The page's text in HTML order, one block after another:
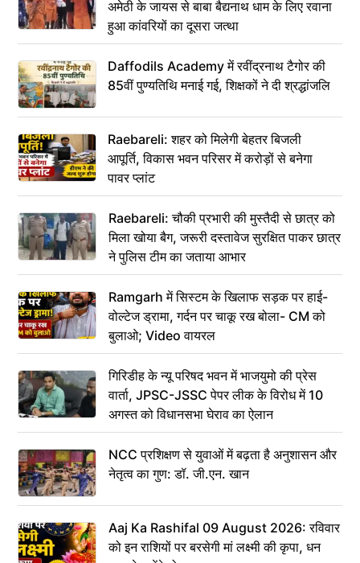
अमेठी के जायस से बाबा बैद्यनाथ धाम के लिए रवाना
हुआ कांवरियों का दूसरा जत्था
Daffodils Academy में रवींद्रनाथ टैगोर की
85वीं पुण्यतिथि मनाई गई, शिक्षकों ने दी श्रद्धांजलि
Raebareli: शहर को मिलेगी बेहतर बिजली
आपूर्ति, विकास भवन परिसर में करोड़ों से बनेगा
पावर प्लांट
Raebareli: चौकी प्रभारी की मुस्तैदी से छात्र को
मिला खोया बैग, जरूरी दस्तावेज सुरक्षित पाकर छात्र
ने पुलिस टीम का जताया आभार
Ramgarh में सिस्टम के खिलाफ सड़क पर हाई-
वोल्टेज ड्रामा, गर्दन पर चाकू रख बोला- CM को
बुलाओ; Video वायरल
गिरिडीह के न्यू परिषद भवन में भाजयुमो की प्रेस
वार्ता, JPSC-JSSC पेपर लीक के विरोध में 10
अगस्त को विधानसभा घेराव का ऐलान
NCC प्रशिक्षण से युवाओं में बढ़ता है अनुशासन और
नेतृत्व का गुण: डॉ. जी.एन. खान
Aaj Ka Rashifal 09 August 2026: रविवार
को इन राशियों पर बरसेगी मां लक्ष्मी की कृपा, धन